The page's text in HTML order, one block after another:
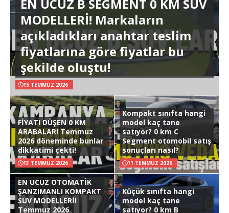
EN UCUZ B SEGMENT 0 KM SUV
MODELLERİ! Markaların
açıkladıkları anahtar teslim
fiyatlarına göre fiyatlar bu
şekilde oluştu!
15 TEMMUZ 2026
FİYATI DÜŞEN 0 KM
ARABALAR! Temmuz
2026 döneminde bunlar
dikkatimi çekti!
13 TEMMUZ 2026
Kompakt sınıfta hangi
model kaç tane
satıyor? 0 km C
Segment otomobil satış
sonuçları nasıl?
11 TEMMUZ 2026
EN UCUZ OTOMATİK
ŞANZIMANLI KOMPAKT
SUV MODELLERİ!
Temmuz 2026
Küçük sınıfta hangi
model kaç tane
satıyor? 0 km B